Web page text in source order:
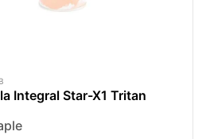
Integral Star-X1 Tritan